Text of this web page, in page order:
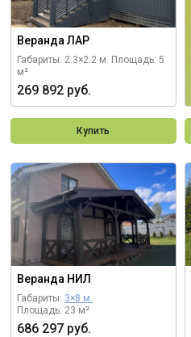
Веранда ЛАР
Габариты: 2.3×2.2 м. Площадь: 5
м²
269 892 руб.
Купить
Веранда НИЛ
Габариты: 3×8 м.
Площадь: 23 м²
686 297 руб.